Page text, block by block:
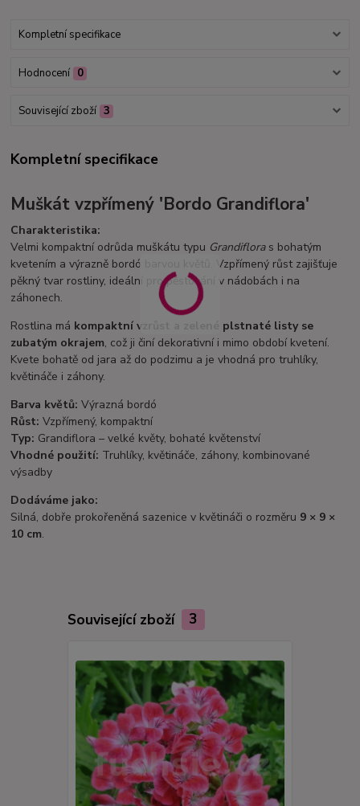
Kompletní specifikace
Hodnocení 0
Související zboží 3
Kompletní specifikace
Muškát vzpřímený 'Bordo Grandiflora'
Charakteristika:
Velmi kompaktní odrůda muškátu typu Grandifloras bohatým
kvetením a výrazně bordó barvou květů. Vzpřímený růst zajišťuje
pěkný tvar rostliny, ideální pro pěstování v nádobách i na
záhonech.
Rostlina má kompaktní vzrůst a zelené plstnaté listy se
zubatým okrajem, což ji činí dekorativní i mimo období kvetení.
Kvete bohatě od jara až do podzimu a je vhodná pro truhlíky,
květináče i záhony.
Barva květů: Výrazná bordó
Růst: Vzpřímený, kompaktní
Typ: Grandiflora – velké květy, bohaté květenství
Vhodné použití: Truhlíky, květináče, záhony, kombinované
výsadby
Dodáváme jako:
Silná, dobře prokořeněná sazenice v květináči o rozměru 9 × 9 ×
10 cm.
Související zboží 3